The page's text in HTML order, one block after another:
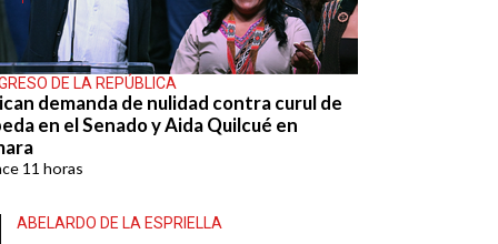
DE LA REPÚBLICA
demanda de nulidad contra curul de
en el Senado y Aida Quilcué en
11 horas
ABELARDO DE LA ESPRIELLA